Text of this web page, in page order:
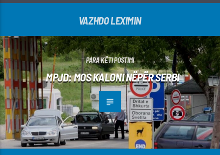
VAZHDO LEXIMIN
PARA KËTI POSTIMI
MPJD: MOS KALONI NËPËR SERBI